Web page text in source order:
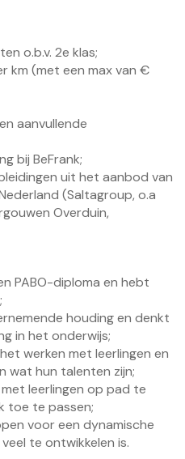
o.b.v. 2e klas;
km (met een max van €
aanvullende
bij BeFrank;
uit het aanbod van
(Saltagroup, o.a
Overduin,
PABO-diploma en hebt
houding en denkt
in het onderwijs;
werken met leerlingen en
wat hun talenten zijn;
leerlingen op pad te
toe te passen;
voor een dynamische
te ontwikkelen is.